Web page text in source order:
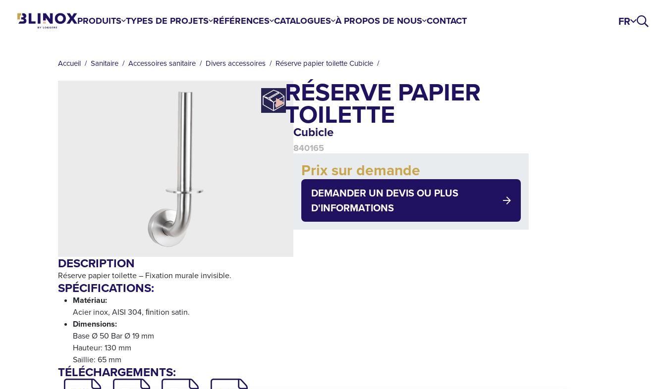
PRODUITS TYPES DE PROJETS RÉFÉRENCES CATALOGUES À PROPOS DE NOUS CONTACT FR
D'ARIANE
Accueil Sanitaire Accessoires sanitaire Divers accessoires Réserve papier toilette Cubicle
DESCRIPTION
Réserve papier toilette – Fixation murale invisible.
SPÉCIFICATIONS:
Matériau:
Acier inox, AISI 304, ﬁnition satin.
Dimensions:
Base Ø 50 Bar Ø 19 mm
Hauteur: 130 mm
Saillie: 65 mm
TÉLÉCHARGEMENTS:
RÉSERVE PAPIER
TOILETTE
Cubicle
840165
Quantity
Add to cart
Prix sur demande
DEMANDER UN DEVIS OU PLUS
D'INFORMATIONS